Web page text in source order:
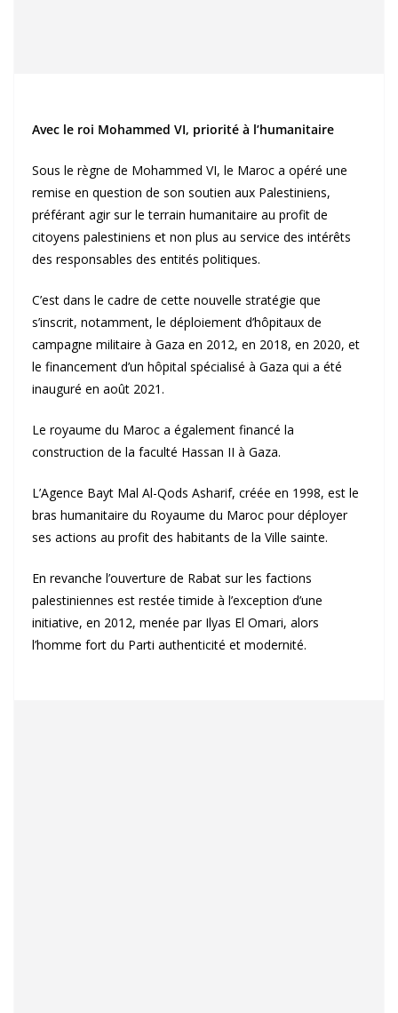
Avec le roi Mohammed VI, priorité à l’humanitaire
Sous le règne de Mohammed VI, le Maroc a opéré une
remise en question de son soutien aux Palestiniens,
préférant agir sur le terrain humanitaire au profit de
citoyens palestiniens et non plus au service des intérêts
des responsables des entités politiques.
C’est dans le cadre de cette nouvelle stratégie que
s’inscrit, notamment, le déploiement d’hôpitaux de
campagne militaire à Gaza en 2012, en 2018, en 2020, et
le financement d’un hôpital spécialisé à Gaza qui a été
inauguré en août 2021.
Le royaume du Maroc a également financé la
construction de la faculté Hassan II à Gaza.
L’Agence Bayt Mal Al-Qods Asharif, créée en 1998, est le
bras humanitaire du Royaume du Maroc pour déployer
ses actions au profit des habitants de la Ville sainte.
En revanche l’ouverture de Rabat sur les factions
palestiniennes est restée timide à l’exception d’une
initiative, en 2012, menée par Ilyas El Omari, alors
l’homme fort du Parti authenticité et modernité.